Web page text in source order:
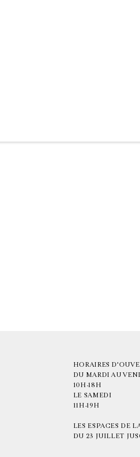
HORAIRES
DU MARDI AU
10H-18H
LE SAMEDI
11H-19H
LES ESPACES DE
DU 23 JUILLET